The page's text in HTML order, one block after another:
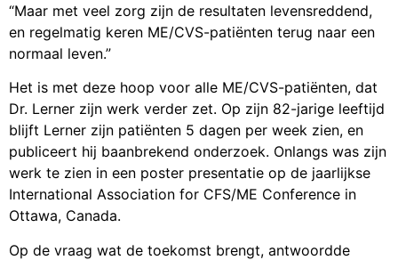
“Maar met veel zorg zijn de resultaten levensreddend,
en regelmatig keren ME/CVS-patiënten terug naar een
normaal leven.”
Het is met deze hoop voor alle ME/CVS-patiënten, dat
Dr. Lerner zijn werk verder zet. Op zijn 82-jarige leeftijd
blijft Lerner zijn patiënten 5 dagen per week zien, en
publiceert hij baanbrekend onderzoek. Onlangs was zijn
werk te zien in een poster presentatie op de jaarlijkse
International Association for CFS/ME Conference in
Ottawa, Canada.
Op de vraag wat de toekomst brengt, antwoordde